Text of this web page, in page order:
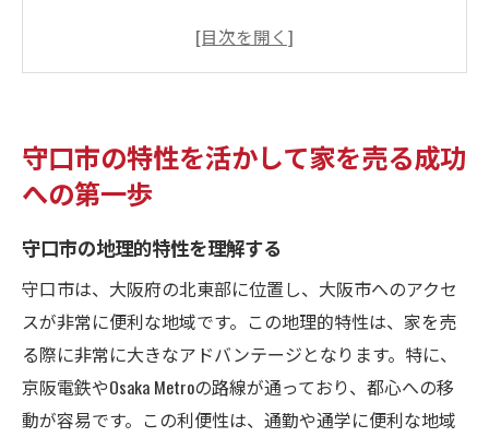
地域特性を最大限に活用するための準備
成功する売却のための地域情報収集法
交通利便性を武器に守口市で家売る戦略を立て
よう
交通アクセスが与える住宅の魅力
通勤利便性をアピールポイントに変える方
法
近隣施設を活用したプロモーション手法
交通アクセスデータの有効活用法
守口市の特性を活かして家を売る成功
への第一歩
守口市の地理的特性を理解する
守口市は、大阪府の北東部に位置し、大阪市へのアクセ
スが非常に便利な地域です。この地理的特性は、家を売
る際に非常に大きなアドバンテージとなります。特に、
京阪電鉄やOsaka Metroの路線が通っており、都心への移
動が容易です。この利便性は、通勤や通学に便利な地域